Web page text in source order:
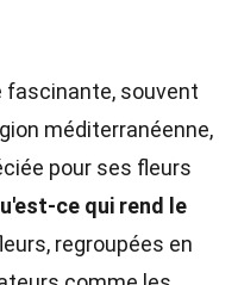
fascinante, souvent
méditerranéenne,
pour ses fleurs
ce qui rend le
regroupées en